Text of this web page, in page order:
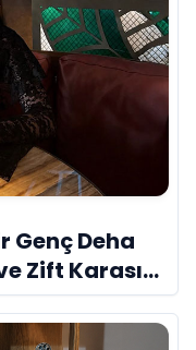
Genç Deha
Zift Karası